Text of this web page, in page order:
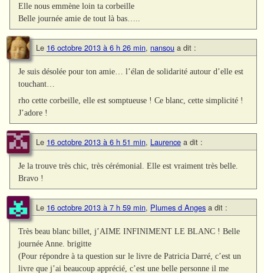
Elle nous emmène loin ta corbeille
Belle journée amie de tout là bas…..
Le 16 octobre 2013 à 6 h 26 min, nansou a dit :
Je suis désolée pour ton amie… l’élan de solidarité autour d’elle est
touchant…
rho cette corbeille, elle est somptueuse ! Ce blanc, cette simplicité !
J’adore !
Le 16 octobre 2013 à 6 h 51 min, Laurence a dit :
Je la trouve très chic, très cérémonial. Elle est vraiment très belle.
Bravo !
Le 16 octobre 2013 à 7 h 59 min, Plumes d Anges a dit :
Très beau blanc billet, j’AIME INFINIMENT LE BLANC ! Belle
journée Anne. brigitte
(Pour répondre à ta question sur le livre de Patricia Darré, c’est un
livre que j’ai beaucoup apprécié, c’est une belle personne il me